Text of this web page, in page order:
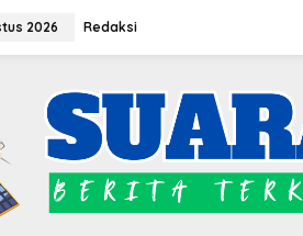
2026 Redaksi